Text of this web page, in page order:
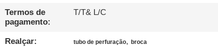
CONTROLE
Termos de
pagamento:
T/T& L/C
Realçar: tubo de perfuração,broca